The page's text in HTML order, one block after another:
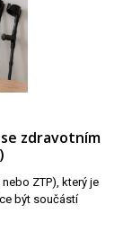
zdravotním
ZTP), který je
být součástí